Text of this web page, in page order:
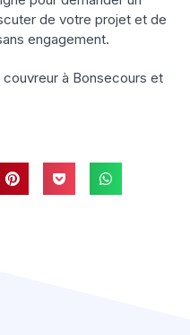
de votre projet et de
engagement.
à Bonsecours et